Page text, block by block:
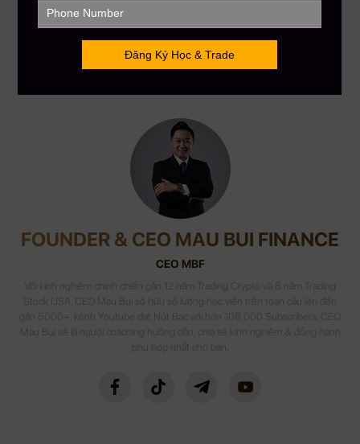
toàn cầu hiểu biết hơn về đầu tư tài chánh
Hotline: 866.212.3389
MauBuiFinance.com
Tham gia Discord VIP Group:
FOUNDER & CEO MAU BUI FINANCE
CEO MBF
Với kinh nghiệm chinh chiến gần 12 năm Trading Crypto và 8 năm Trading
Stock USA. CEO Mau Bui sở hữu số lượng học viên trên toàn cầu lên đến
gần 5000+, kênh Youtube đạt Nút Bạc với hơn 108,000 Subscribers. CEO
Mau Bui sẽ là người coaching hướng dẫn, chia sẻ kinh nghiệm & đồng hành
phù hợp nhất cho bạn.